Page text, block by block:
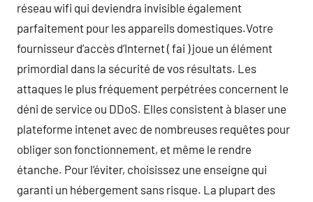
réseau wifi qui deviendra invisible également
parfaitement pour les appareils domestiques.Votre
fournisseur d’accès d’Internet ( fai ) joue un élément
primordial dans la sécurité de vos résultats. Les
attaques le plus fréquement perpétrées concernent le
déni de service ou DDoS. Elles consistent à blaser une
plateforme intenet avec de nombreuses requêtes pour
obliger son fonctionnement, et même le rendre
étanche. Pour l’éviter, choisissez une enseigne qui
garanti un hébergement sans risque. La plupart des